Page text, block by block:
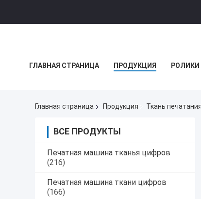
ГЛАВНАЯ СТРАНИЦА ПРОДУКЦИЯ РОЛИКИ
Главная страница Продукция Ткань
ВСЕ ПРОДУКТЫ
Печатная машина тканья цифров
(216)
Печатная машина ткани цифров
(166)